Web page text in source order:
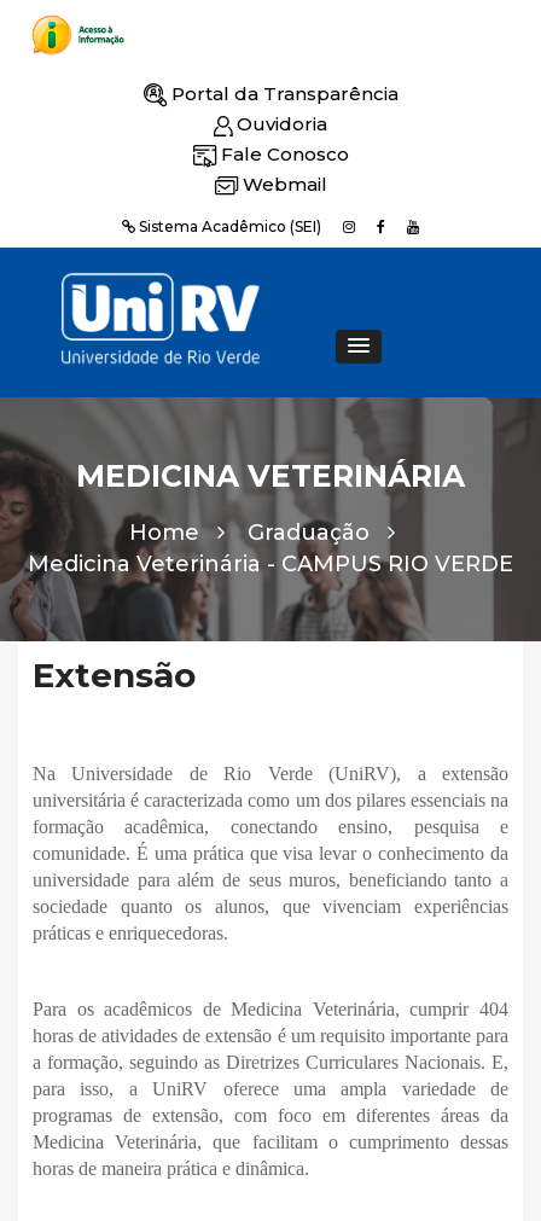
Portal da Transparência
Ouvidoria
Fale Conosco
Webmail
Sistema Acadêmico (SEI)
MEDICINA VETERINÁRIA
Home
Graduação
Medicina Veterinária - CAMPUS RIO VERDE
Extensão
Na Universidade de Rio Verde (UniRV), a extensão
universitária é caracterizada como um dos pilares essenciais na
formação acadêmica, conectando ensino, pesquisa e
comunidade. É uma prática que visa levar o conhecimento da
universidade para além de seus muros, beneficiando tanto a
sociedade quanto os alunos, que vivenciam experiências
práticas e enriquecedoras.
Para os acadêmicos de Medicina Veterinária, cumprir 404
horas de atividades de extensão é um requisito importante para
a formação, seguindo as Diretrizes Curriculares Nacionais. E,
para isso, a UniRV oferece uma ampla variedade de
programas de extensão, com foco em diferentes áreas da
Medicina Veterinária, que facilitam o cumprimento dessas
horas de maneira prática e dinâmica.